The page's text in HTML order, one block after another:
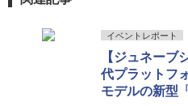
イベントレポート
【ジュネーブ
代プラットフ
モデルの新型